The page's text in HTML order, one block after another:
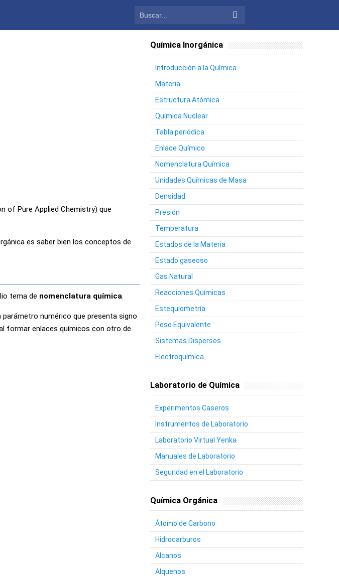
of Pure Applied Chemistry) que
es saber bien los conceptos de
tema de nomenclatura química.
parámetro numérico que presenta signo
formar enlaces químicos con otro de
Química Inorgánica
Introducción a la Química
Materia
Estructura Atómica
Química Nuclear
Tabla periódica
Enlace Químico
Nomenclatura Química
Unidades Químicas de Masa
Densidad
Presión
Temperatura
Estados de la Materia
Estado gaseoso
Gas Natural
Reacciones Químicas
Estequiometría
Peso Equivalente
Sistemas Dispersos
Electroquímica
Laboratorio de Química
Experimentos Caseros
Instrumentos de Laboratorio
Laboratorio Virtual Yenka
Manuales de Laboratorio
Seguridad en el Laboratorio
Química Orgánica
Átomo de Carbono
Hidrocarburos
Alcanos
Alquenos